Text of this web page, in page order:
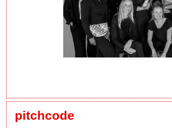
pitchcode